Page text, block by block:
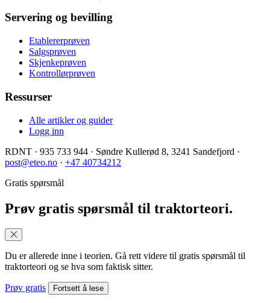
Servering og bevilling
Etablererprøven
Salgsprøven
Skjenkeprøven
Kontrollørprøven
Ressurser
Alle artikler og guider
Logg inn
RDNT · 935 733 944 · Søndre Kullerød 8, 3241 Sandefjord ·
post@eteo.no · +47 40734212
Gratis spørsmål
Prøv gratis spørsmål til traktorteori.
Du er allerede inne i teorien. Gå rett videre til gratis spørsmål til
traktorteori og se hva som faktisk sitter.
Prøv gratis Fortsett å lese